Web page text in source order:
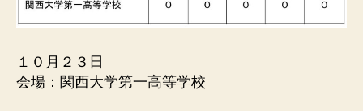
１０月２３日
会場：関西大学第一高等学校